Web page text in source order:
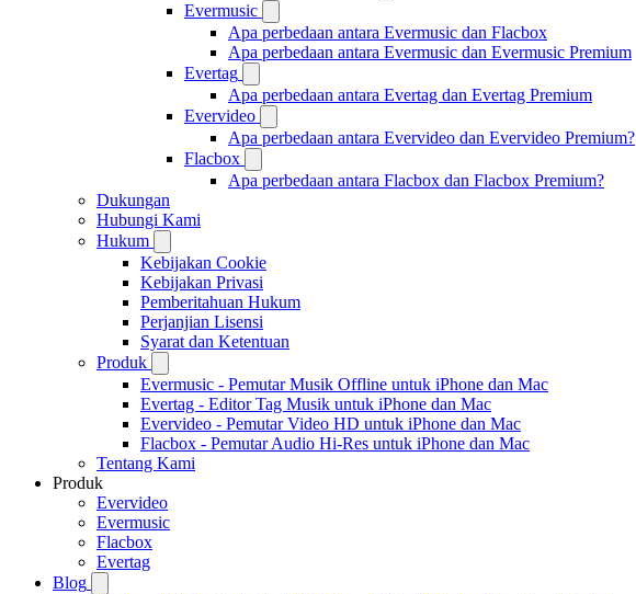
Evermusic
Apa perbedaan antara Evermusic dan Flacbox
Apa perbedaan antara Evermusic dan Evermusic Premium
Evertag
Apa perbedaan antara Evertag dan Evertag Premium
Evervideo
Apa perbedaan antara Evervideo dan Evervideo Premium?
Flacbox
Apa perbedaan antara Flacbox dan Flacbox Premium?
Dukungan
Hubungi Kami
Hukum
Kebijakan Cookie
Kebijakan Privasi
Pemberitahuan Hukum
Perjanjian Lisensi
Syarat dan Ketentuan
Produk
Evermusic - Pemutar Musik Offline untuk iPhone dan Mac
Evertag - Editor Tag Musik untuk iPhone dan Mac
Evervideo - Pemutar Video HD untuk iPhone dan Mac
Flacbox - Pemutar Audio Hi-Res untuk iPhone dan Mac
Tentang Kami
Produk
Evervideo
Evermusic
Flacbox
Evertag
Blog